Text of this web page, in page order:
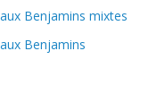
Benjamins mixtes
Benjamins